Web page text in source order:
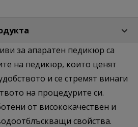
за апаратен педикюр са
на педикюр, които ценят
и се стремят винаги
на процедурите си.
от висококачествен и
свойства.